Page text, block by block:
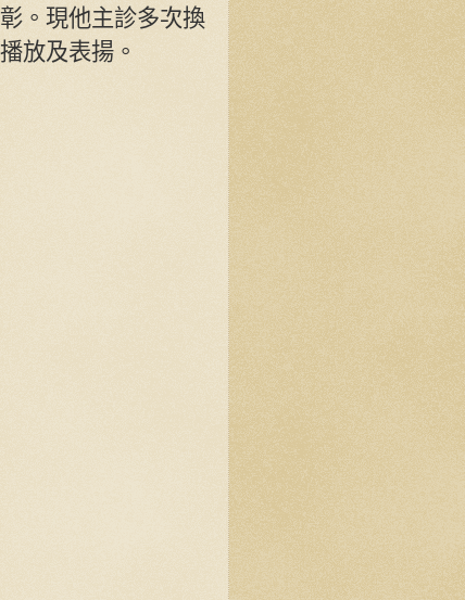
。現他主診多次換
放及表揚。